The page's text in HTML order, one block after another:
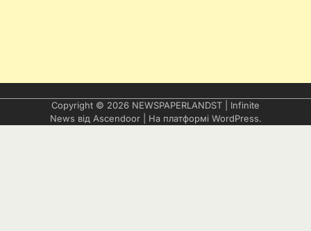
Copyright © 2026 NEWSPAPERLANDST | Infinite
News від Ascendoor| На платформі WordPress.